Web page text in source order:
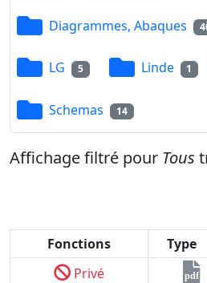
Diagrammes, Abaques
LG 5 Linde 1
Schemas 14
Affichage filtré pour Tous
Fonctions Type
Privé
pdf